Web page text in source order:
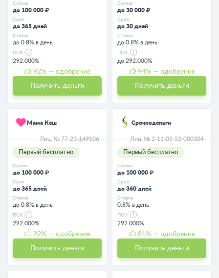
Сумма
до 100 000 ₽
Срок
до 365 дней
Ставка
до 0.8% в день
ПСК
292.000%
92% — одобрение
Получить деньги
Сумма
до 30 000 ₽
Срок
до 30 дней
Ставка
до 0.8% в день
ПСК
до 292.000%
94% — одобрение
Получить деньги
Мама Кеш
Лиц. № 77-23-149106
Первый бесплатно
Сумма
до 100 000 ₽
Срок
до 365 дней
Ставка
до 0.8% в день
ПСК
292.000%
92% — одобрение
Получить деньги
Срочноденьги
Лиц. № 2-11-05-52-000304
Первый бесплатно
Сумма
до 100 000 ₽
Срок
до 360 дней
Ставка
0.8% в день
ПСК
292.000%
81 % — одобрение
Получить деньги